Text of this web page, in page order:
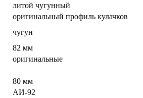
литой чугунный
оригинальный профиль кулачков
чугун
82 мм
оригинальные
80 мм
АИ-92